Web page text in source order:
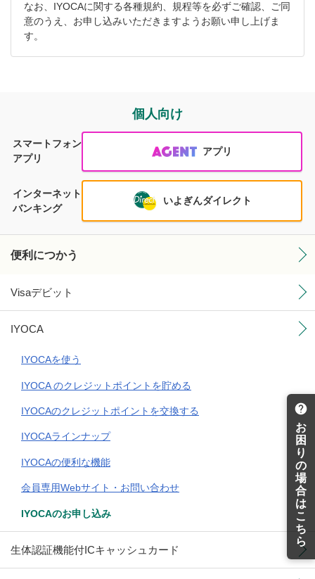
なお、IYOCAに関する各種規約、規程等を必ずご確認、ご同
意のうえ、お申し込みいただきますようお願い申し上げま
す。
個人向け
スマートフォン
アプリ
アプリ
インターネット
バンキング
いよぎんダイレクト
便利につかう
Visaデビット
IYOCA
IYOCAを使う
IYOCA のクレジットポイントを貯める
IYOCAのクレジットポイントを交換する
IYOCAラインナップ
IYOCAの便利な機能
会員専用Webサイト・お問い合わせ
IYOCAのお申し込み
生体認証機能付ICキャッシュカード
お
困
り
の
場
合
は
こ
ち
ら